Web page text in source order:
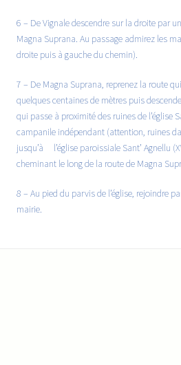
6 – De Vignale descendre sur la droite par
Magna Suprana. Au passage admirez les
droite puis à gauche du chemin).
7 – De Magna Suprana, reprenez la route
quelques centaines de mètres puis
qui passe à proximité des ruines de l’église
campanile indépendant (attention, ruines
jusqu’à l’église paroissiale Sant’ Agnellu
cheminant le long de la route de Magna
8 – Au pied du parvis de l’église, rejoindre
mairie.